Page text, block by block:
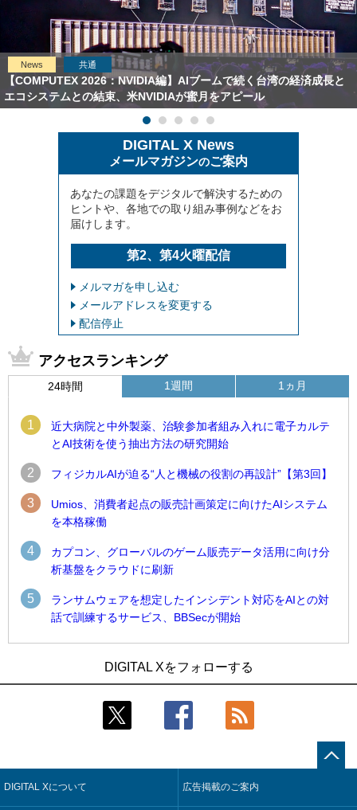
News 共通
【COMPUTEX 2026：NVIDIA編】AIブームで続く台湾の経済成長と
エコシステムとの結束、米NVIDIAが蜜月をアピール
DIGITAL X News
メールマガジンのご案内
あなたの課題をデジタルで解決するための
ヒントや、各地での取り組み事例などをお
届けします。
第2、第4火曜配信
メルマガを申し込む
メールアドレスを変更する
配信停止
アクセスランキング
24時間
1
近大病院と中外製薬、治験参加者組み入れに電子カルテ
とAI技術を使う抽出方法の研究開始
2 フィジカルAIが迫る“人と機械の役割の再設計”【第3回】
3
Umios、消費者起点の販売計画策定に向けたAIシステム
を本格稼働
4
カプコン、グローバルのゲーム販売データ活用に向け分
析基盤をクラウドに刷新
5
ランサムウェアを想定したインシデント対応をAIとの対
話で訓練するサービス、BBSecが開始
1週間
近大病院と中外製薬、治験参加者組み入れに電子カルテとAI
技術を使う抽出方法の研究開始
4
【COMPUTEX 2026：Arm編】チップ自社製造で鍵を握る台
1ヵ月
合基盤を本格稼働
鹿島建設、鋼管柱へのコンクリート充填時の異常を検出する
AIを遠隔監視システムに実装
4
製造業の現場の暗黙知を組織横断で活用するためのナレッジ
DIGITAL Xをフォローする
DIGITAL Xについて 広告掲載のご案内